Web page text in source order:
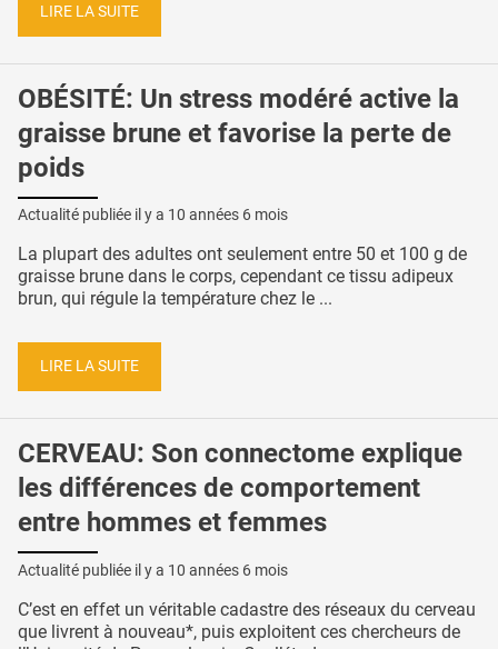
LIRE LA SUITE
OBÉSITÉ: Un stress modéré active la
graisse brune et favorise la perte de
poids
Actualité publiée il y a 10 années 6 mois
La plupart des adultes ont seulement entre 50 et 100 g de
graisse brune dans le corps, cependant ce tissu adipeux
brun, qui régule la température chez le ...
LIRE LA SUITE
CERVEAU: Son connectome explique
les différences de comportement
entre hommes et femmes
Actualité publiée il y a 10 années 6 mois
C’est en effet un véritable cadastre des réseaux du cerveau
que livrent à nouveau*, puis exploitent ces chercheurs de